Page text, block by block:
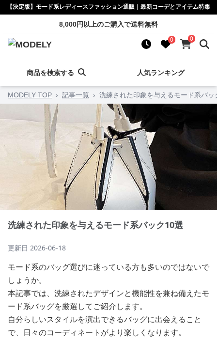
【決定版】モード系レディースファッション通販｜最新コーデとアイテム特集
8,000円以上のご購入で送料無料
0 0
商品を検索する 人気ランキング
MODELY TOP › 記事一覧 › 洗練された印象を与えるモード系バッ
洗練された印象を与えるモード系バック10選
更新日 2026-06-18
モード系のバッグ選びに迷っている方も多いのではないで
しょうか。
本記事では、洗練されたデザインと機能性を兼ね備えたモ
ード系バッグを厳選してご紹介します。
自分らしいスタイルを演出できるバッグに出会えること
で、日々のコーディネートがより楽しくなります。